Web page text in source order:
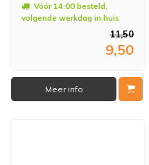
Vóór 14:00 besteld,
volgende werkdag in huis
11,50
9,50
Meer info